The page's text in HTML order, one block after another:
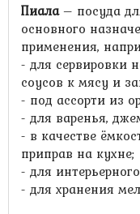
Пиала– посуда
основного
применения,
- для сервировки
соусов к мясу и
- под ассорти из
- для варенья,
- в качестве
приправ на кухне;
- для
- для хранения